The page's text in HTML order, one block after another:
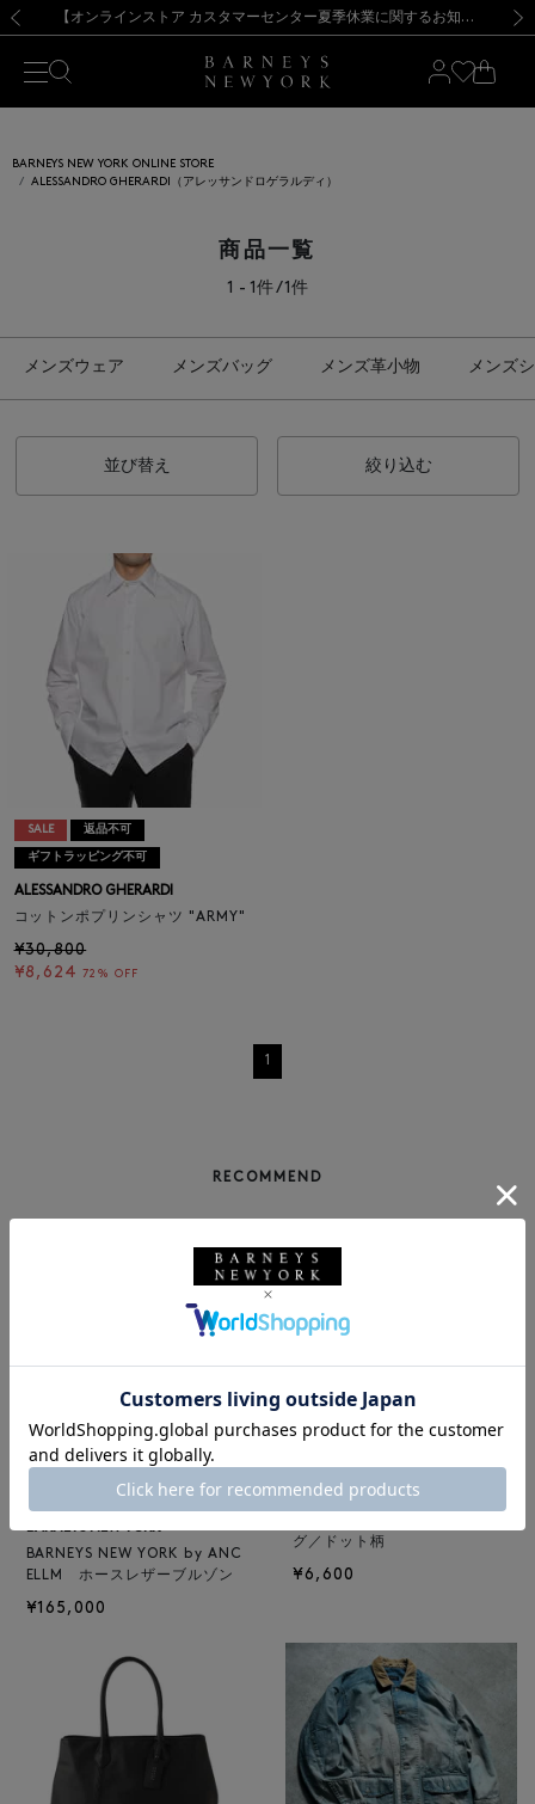
新規登録のお客様も対象！＜MY BARNEYS＞会員のお客様は11,000円（税込）以上のお買上げで常時送料無料！お買い物の際は会員登録を！
【夏季休業に伴う出荷一時停止のお知らせ】(2026.8.7) 【オンラインストア カスタマーセンター夏季休業に関するお知らせ】（2026.8.7）
【夏季休業に伴う返品・交換承り一時停止のお知らせ】（2026.8.5）
熊本県を中心とした地震の影響によるお荷物のお届けについて
【開催中】SUMMER SALEのご案内・ご注意事項 新規登録のお客様も対象！＜MY BARNEYS＞会員のお客様は11,000円（税込）以上のお買上げで常時送料無料！お買い物の際は会員登録を！
【夏季休業に伴う出荷一時停止のお知らせ】(2026.8.7)
BARNEYS NEW YORK ONLINE STORE
ALESSANDRO GHERARDI（アレッサンドロゲラルディ）
商品一覧
1 - 1件 / 1件
メンズウェア メンズバッグ メンズ革小物 メンズ
並び替え 絞り込む
SALE 返品不可
ギフトラッピング不可
ALESSANDRO GHERARDI
コットンポプリンシャツ "ARMY"
¥30,800
¥8,624 72% OFF
1
RECOMMEND
BARNEYS NEW YORK
BARNEYS NEW YORK by ANC
ELLM ホースレザーブルゾン
¥165,000
BARNEYS NEW YORK
グ／ドット柄
¥6,600